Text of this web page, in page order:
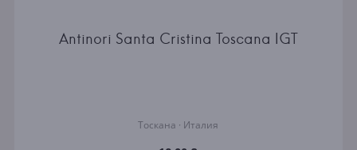
Antinori Santa Cristina Toscana IGT
Тоскана · Италия